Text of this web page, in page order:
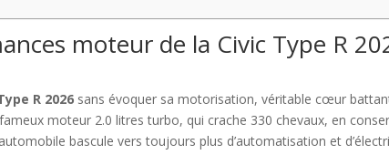
moteur de la Civic Type R
R 2026 sans évoquer sa motorisation, véritable cœur
moteur 2.0 litres turbo, qui crache 330 chevaux, en
bascule vers toujours plus d’automatisation et